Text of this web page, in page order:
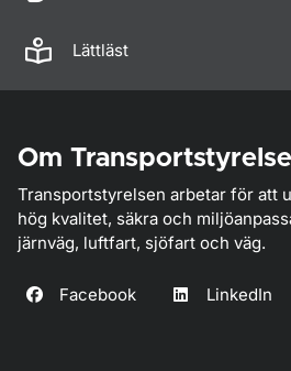
Lättläst
Om
Transportstyrelsen arbetar för att
hög kvalitet, säkra och
järnväg, luftfart, sjöfart och väg.
Facebook LinkedIn